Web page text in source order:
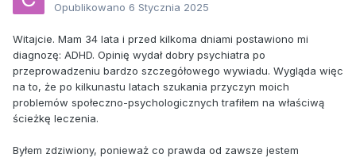
Opublikowano 6 Stycznia 2025
Witajcie. Mam 34 lata i przed kilkoma dniami postawiono mi
diagnozę: ADHD. Opinię wydał dobry psychiatra po
przeprowadzeniu bardzo szczegółowego wywiadu. Wygląda więc
na to, że po kilkunastu latach szukania przyczyn moich
problemów społeczno-psychologicznych trafiłem na właściwą
ścieżkę leczenia.
Byłem zdziwiony, ponieważ co prawda od zawsze jestem